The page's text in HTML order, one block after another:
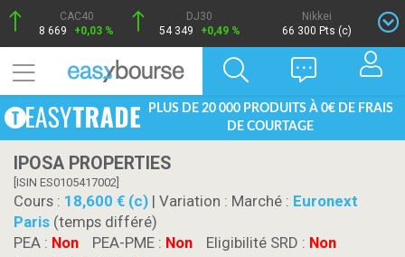
CAC40
8 669
+0,03 %
DJ30
54 349
+0,49 %
Nikkei
66 300 Pts (c)
PLUS DE 20 000 PRODUITS À 0€ DE FRAIS
DE COURTAGE
IPOSA PROPERTIES
[ISIN ES0105417002]
Cours : 18,600 € (c) | Variation : Marché : Euronext
Paris (temps différé)
PEA : Non PEA-PME : Non Eligibilité SRD : Non